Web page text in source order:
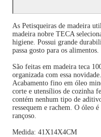
As Petisqueiras de madeira
madeira nobre TECA
higiene. Possui grande
passa gosto para os alimentos.
São feitas em madeira teca
organizada com essa novidade.
Acabamento fino em óleo
corte e utensílios de cozinha
contém nenhum tipo de
ressequem e rachem. O óleo
rançoso.
Medida: 41X14X4CM